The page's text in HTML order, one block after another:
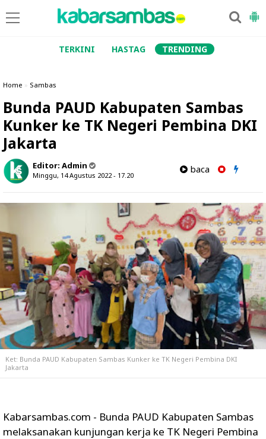
TERKINI HASTAG TRENDING
Home » Sambas
Bunda PAUD Kabupaten Sambas
Kunker ke TK Negeri Pembina DKI
Jakarta
Editor: Admin
Minggu, 14 Agustus 2022 - 17.20
baca
Ket: Bunda PAUD Kabupaten Sambas Kunker ke TK Negeri Pembina DKI
Jakarta
Kabarsambas.com - Bunda PAUD Kabupaten Sambas
melaksanakan kunjungan kerja ke TK Negeri Pembina